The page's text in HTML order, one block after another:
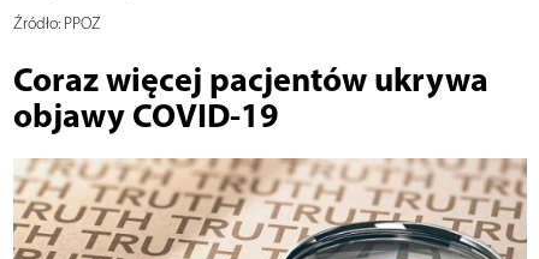
Źródło:PPOZ
Coraz więcej pacjentów ukrywa
objawy COVID-19